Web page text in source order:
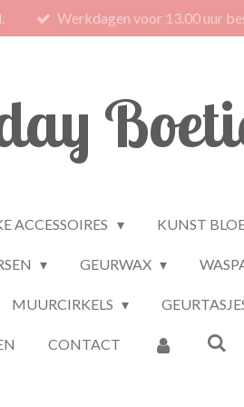
Werkdagen voor 13.00 uur
ACCESSOIRES KUNST
GEURWAX
MUURCIRKELS
CONTACT